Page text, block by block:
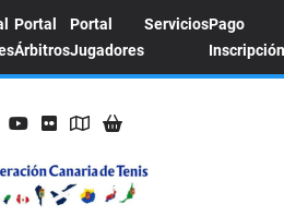
Portal
Árbitros
Portal
Jugadores
ServiciosPago
Inscripción